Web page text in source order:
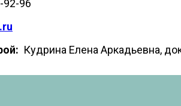
92-96
Кудрина Елена Аркадьевна,